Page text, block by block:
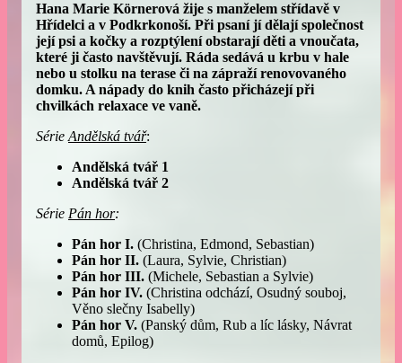
Hana Marie Körnerová žije s manželem střídavě v
Hřídelci a v Podkrkonoší. Při psaní jí dělají společnost
její psi a kočky a rozptýlení obstarají děti a vnoučata,
které ji často navštěvují. Ráda sedává u krbu v hale
nebo u stolku na terase či na zápraží renovovaného
domku. A nápady do knih často přicházejí při
chvilkách relaxace ve vaně.
Série Andělská tvář:
Andělská tvář 1
Andělská tvář 2
Série Pán hor:
Pán hor I. (Christina, Edmond, Sebastian)
Pán hor II. (Laura, Sylvie, Christian)
Pán hor III. (Michele, Sebastian a Sylvie)
Pán hor IV. (Christina odchází, Osudný souboj,
Věno slečny Isabelly)
Pán hor V. (Panský dům, Rub a líc lásky, Návrat
domů, Epilog)